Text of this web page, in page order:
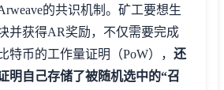
的共识机制。矿工要想生
并获得AR奖励，不仅需要完成
特币的工作量证明（PoW）， 还
明自己存储了被随机选中的“召